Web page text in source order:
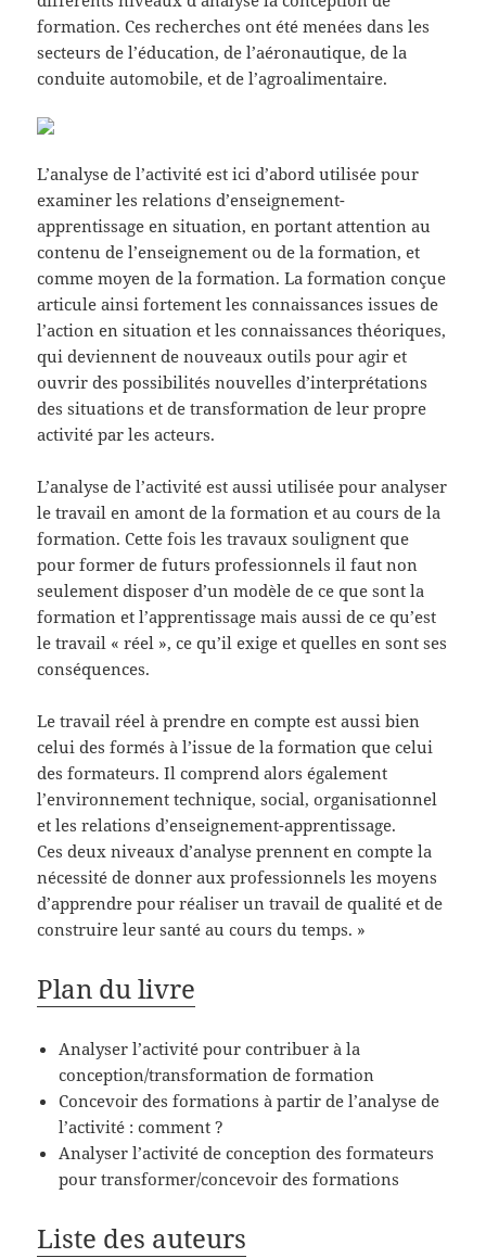
formation. Ces recherches ont été menées dans les
secteurs de l’éducation, de l’aéronautique, de la
conduite automobile, et de l’agroalimentaire.
L’analyse de l’activité est ici d’abord utilisée pour
examiner les relations d’enseignement-
apprentissage en situation, en portant attention au
contenu de l’enseignement ou de la formation, et
comme moyen de la formation. La formation conçue
articule ainsi fortement les connaissances issues de
l’action en situation et les connaissances théoriques,
qui deviennent de nouveaux outils pour agir et
ouvrir des possibilités nouvelles d’interprétations
des situations et de transformation de leur propre
activité par les acteurs.
L’analyse de l’activité est aussi utilisée pour analyser
le travail en amont de la formation et au cours de la
formation. Cette fois les travaux soulignent que
pour former de futurs professionnels il faut non
seulement disposer d’un modèle de ce que sont la
formation et l’apprentissage mais aussi de ce qu’est
le travail « réel », ce qu’il exige et quelles en sont ses
conséquences.
Le travail réel à prendre en compte est aussi bien
celui des formés à l’issue de la formation que celui
des formateurs. Il comprend alors également
l’environnement technique, social, organisationnel
et les relations d’enseignement-apprentissage.
Ces deux niveaux d’analyse prennent en compte la
nécessité de donner aux professionnels les moyens
d’apprendre pour réaliser un travail de qualité et de
construire leur santé au cours du temps. »
Plan du livre
Analyser l’activité pour contribuer à la
conception/transformation de formation
Concevoir des formations à partir de l’analyse de
l’activité : comment ?
Analyser l’activité de conception des formateurs
pour transformer/concevoir des formations
Liste des auteurs